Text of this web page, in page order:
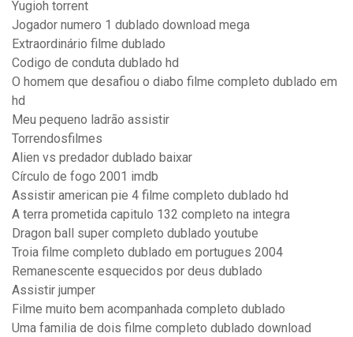
Yugioh torrent
Jogador numero 1 dublado download mega
Extraordinário filme dublado
Codigo de conduta dublado hd
O homem que desafiou o diabo filme completo dublado em
hd
Meu pequeno ladrão assistir
Torrendosfilmes
Alien vs predador dublado baixar
Círculo de fogo 2001 imdb
Assistir american pie 4 filme completo dublado hd
A terra prometida capitulo 132 completo na integra
Dragon ball super completo dublado youtube
Troia filme completo dublado em portugues 2004
Remanescente esquecidos por deus dublado
Assistir jumper
Filme muito bem acompanhada completo dublado
Uma familia de dois filme completo dublado download